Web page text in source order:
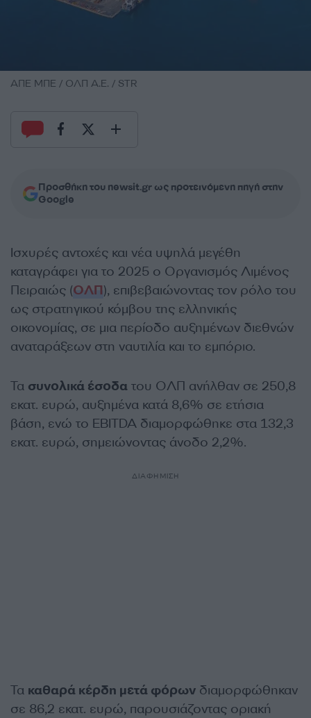
ΑΠΕ ΜΠΕ / ΟΛΠ A.E. / STR
Προσθήκη του newsit.gr ως προτεινόμενη πηγή στην
Google
Ισχυρές αντοχές και νέα υψηλά μεγέθη
καταγράφει για το 2025 ο Οργανισμός Λιμένος
Πειραιώς (ΟΛΠ), επιβεβαιώνοντας τον ρόλο του
ως στρατηγικού κόμβου της ελληνικής
οικονομίας, σε μια περίοδο αυξημένων διεθνών
αναταράξεων στη ναυτιλία και το εμπόριο.
Τα συνολικά έσοδα του ΟΛΠ ανήλθαν σε 250,8
εκατ. ευρώ, αυξημένα κατά 8,6% σε ετήσια
βάση, ενώ το EBITDA διαμορφώθηκε στα 132,3
εκατ. ευρώ, σημειώνοντας άνοδο 2,2%.
ΔΙΑΦΗΜΙΣΗ
Τα καθαρά κέρδη μετά φόρων διαμορφώθηκαν
σε 86,2 εκατ. ευρώ, παρουσιάζοντας οριακή